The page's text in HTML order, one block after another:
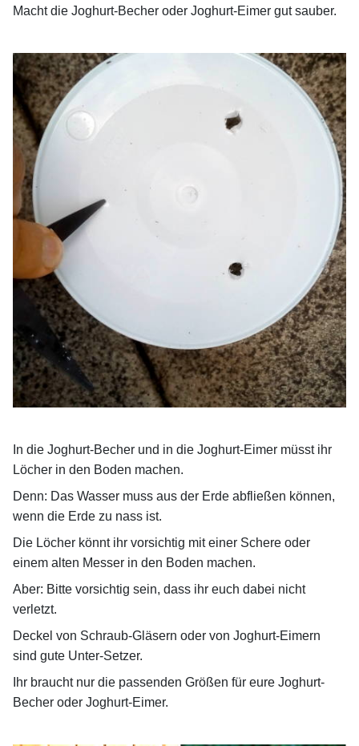
Macht die Joghurt-Becher oder Joghurt-Eimer gut sauber.
In die Joghurt-Becher und in die Joghurt-Eimer müsst ihr
Löcher in den Boden machen.
Denn: Das Wasser muss aus der Erde abfließen können,
wenn die Erde zu nass ist.
Die Löcher könnt ihr vorsichtig mit einer Schere oder
einem alten Messer in den Boden machen.
Aber: Bitte vorsichtig sein, dass ihr euch dabei nicht
verletzt.
Deckel von Schraub-Gläsern oder von Joghurt-Eimern
sind gute Unter-Setzer.
Ihr braucht nur die passenden Größen für eure Joghurt-
Becher oder Joghurt-Eimer.